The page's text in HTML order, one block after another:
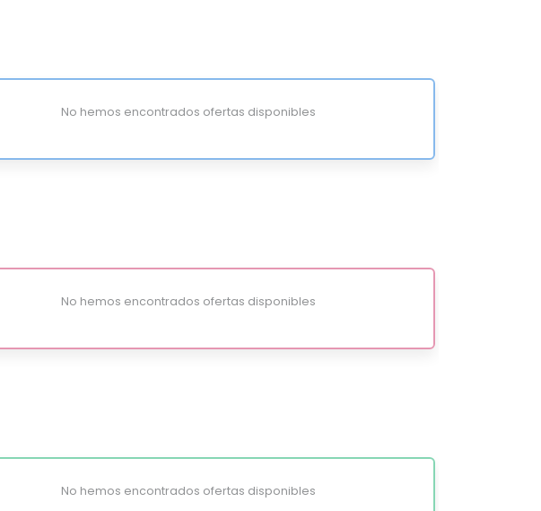
No hemos encontrados ofertas disponibles
No hemos encontrados ofertas disponibles
No hemos encontrados ofertas disponibles